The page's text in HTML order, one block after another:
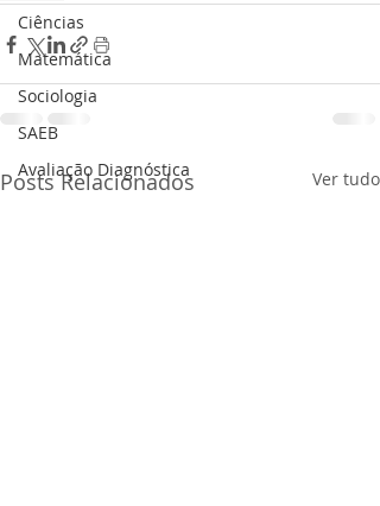
Ciências
Matemática
Sociologia
SAEB
Avaliação Diagnóstica
Posts Relacionados Ver tudo